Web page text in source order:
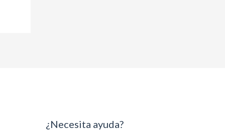
¿Necesita ayuda?